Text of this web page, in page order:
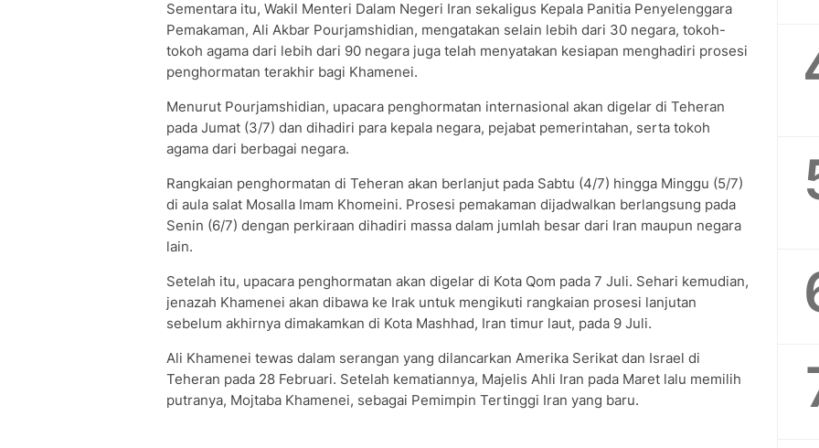
Sementara itu, Wakil Menteri Dalam Negeri Iran sekaligus Kepala Panitia Penyelenggara
Pemakaman, Ali Akbar Pourjamshidian, mengatakan selain lebih dari 30 negara, tokoh-
tokoh agama dari lebih dari 90 negara juga telah menyatakan kesiapan menghadiri prosesi
penghormatan terakhir bagi Khamenei.
Menurut Pourjamshidian, upacara penghormatan internasional akan digelar di Teheran
pada Jumat (3/7) dan dihadiri para kepala negara, pejabat pemerintahan, serta tokoh
agama dari berbagai negara.
Rangkaian penghormatan di Teheran akan berlanjut pada Sabtu (4/7) hingga Minggu (5/7)
di aula salat Mosalla Imam Khomeini. Prosesi pemakaman dijadwalkan berlangsung pada
Senin (6/7) dengan perkiraan dihadiri massa dalam jumlah besar dari Iran maupun negara
lain.
Setelah itu, upacara penghormatan akan digelar di Kota Qom pada 7 Juli. Sehari kemudian,
jenazah Khamenei akan dibawa ke Irak untuk mengikuti rangkaian prosesi lanjutan
sebelum akhirnya dimakamkan di Kota Mashhad, Iran timur laut, pada 9 Juli.
Ali Khamenei tewas dalam serangan yang dilancarkan Amerika Serikat dan Israel di
Teheran pada 28 Februari. Setelah kematiannya, Majelis Ahli Iran pada Maret lalu memilih
putranya, Mojtaba Khamenei, sebagai Pemimpin Tertinggi Iran yang baru.